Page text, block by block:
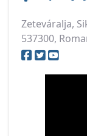
Zeteváralja,
537300,